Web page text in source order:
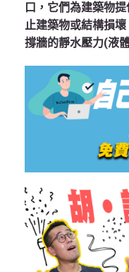
口，它們為建築物
止建築物或結構損
撐牆的靜水壓力(液